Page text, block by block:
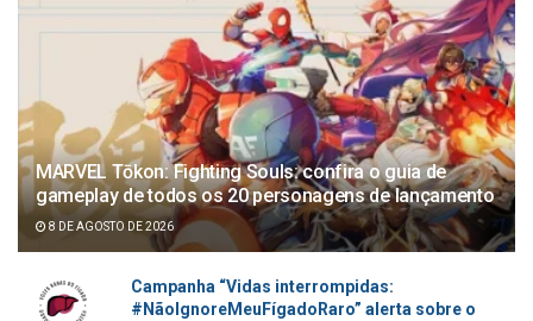
MARVEL Tōkon: Fighting Souls: confira o guia de
gameplay de todos os 20 personagens de lançamento
8 DE AGOSTO DE 2026
Campanha “Vidas interrompidas:
#NãoIgnoreMeuFígadoRaro” alerta sobre o